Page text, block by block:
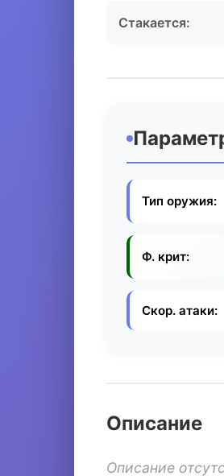
Стакается:
Тип оружия:
Ф. крит:
Скор. атаки:
Описание
Описание